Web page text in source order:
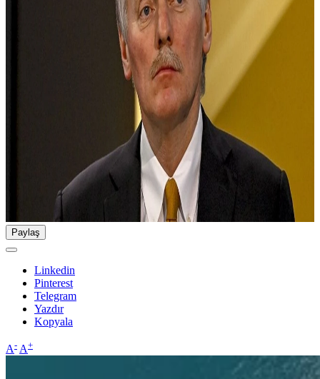
Paylaş
Linkedin
Pinterest
Telegram
Yazdır
Kopyala
A- A+